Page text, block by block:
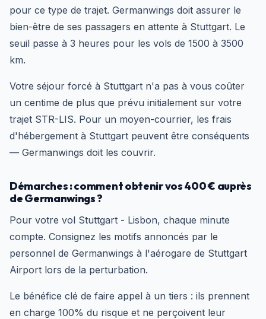
pour ce type de trajet. Germanwings doit assurer le
bien-être de ses passagers en attente à Stuttgart. Le
seuil passe à 3 heures pour les vols de 1500 à 3500
km.
Votre séjour forcé à Stuttgart n'a pas à vous coûter
un centime de plus que prévu initialement sur votre
trajet STR-LIS. Pour un moyen-courrier, les frais
d'hébergement à Stuttgart peuvent être conséquents
— Germanwings doit les couvrir.
Démarches : comment obtenir vos 400 € auprès
de Germanwings ?
Pour votre vol Stuttgart - Lisbon, chaque minute
compte. Consignez les motifs annoncés par le
personnel de Germanwings à l'aérogare de Stuttgart
Airport lors de la perturbation.
Le bénéfice clé de faire appel à un tiers : ils prennent
en charge 100% du risque et ne perçoivent leur